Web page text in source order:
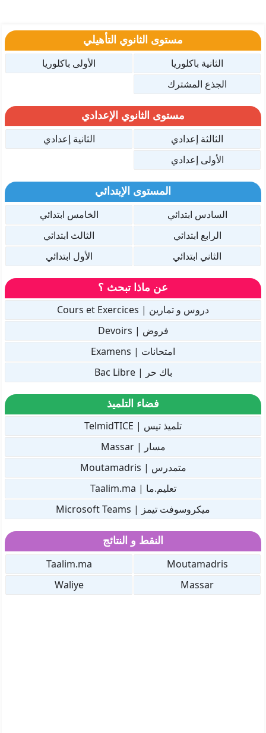
مستوى الثانوي التأهيلي
الثانية باكلوريا
الأولى باكلوريا
الجذع المشترك
مستوى الثانوي الإعدادي
الثالثة إعدادي
الثانية إعدادي
الأولى إعدادي
المستوى الإبتدائي
السادس ابتدائي
الخامس ابتدائي
الرابع ابتدائي
الثالث ابتدائي
الثاني ابتدائي
الأول ابتدائي
عن ماذا تبحث ؟
دروس و تمارين | Cours et Exercices
فروض | Devoirs
امتحانات | Examens
باك حر | Bac Libre
فضاء التلميذ
تلميذ تيس | TelmidTICE
مسار | Massar
متمدرس | Moutamadris
تعليم.ما | Taalim.ma
ميكروسوفت تيمز | Microsoft Teams
النقط و النتائج
Moutamadris
Taalim.ma
Massar
Waliye